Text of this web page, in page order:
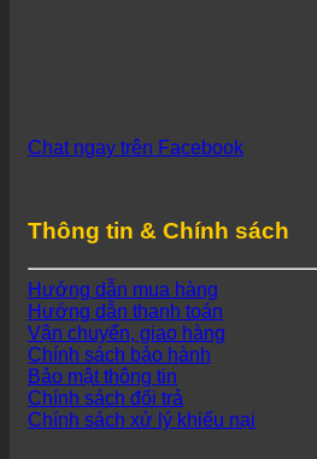
Chat ngay trên Facebook
Thông tin & Chính sách
Hướng dẫn mua hàng
Hướng dẫn thanh toán
Vận chuyển, giao hàng
Chính sách bảo hành
Bảo mật thông tin
Chính sách đổi trả
Chính sách xử lý khiếu nại